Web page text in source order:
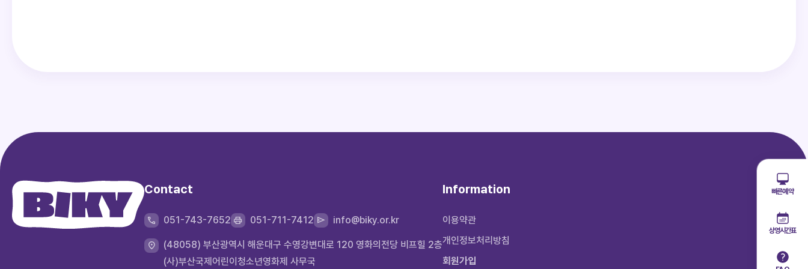
Contact
051-743-7652 051-711-7412 info@biky.or.kr
(48058) 부산광역시 해운대구 수영강변대로 120 영화의전당 비프힐 2층
(사)부산국제어린이청소년영화제 사무국
Information
이용약관
개인정보처리방침
회원가입
빠른예약
상영시간표